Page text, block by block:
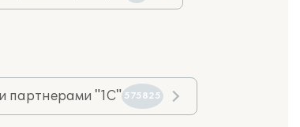
партнерами "1С" 575825